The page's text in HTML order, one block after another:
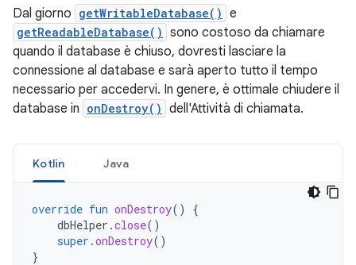
Dal giorno getWritableDatabase() e
getReadableDatabase() sono costoso da chiamare
quando il database è chiuso, dovresti lasciare la
connessione al database e sarà aperto tutto il tempo
necessario per accedervi. In genere, è ottimale chiudere il
database in onDestroy() dell'Attività di chiamata.
Kotlin Java
override fun onDestroy()
{
dbHelper .close()
super .onDestroy()
}